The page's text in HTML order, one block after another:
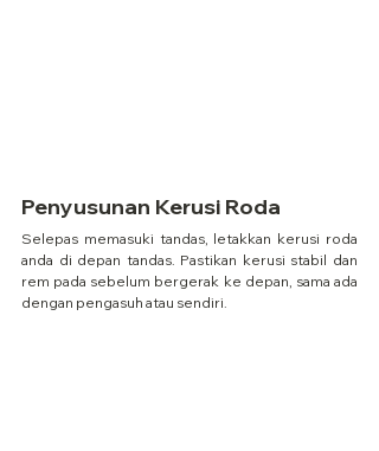
Penyusunan Kerusi Roda
Selepas memasuki tandas, letakkan kerusi roda
anda di depan tandas. Pastikan kerusi stabil dan
rem pada sebelum bergerak ke depan, sama ada
dengan pengasuh atau sendiri.